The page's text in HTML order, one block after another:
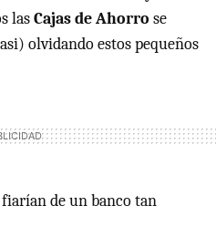
lasCajas de Ahorro se
olvidando estos pequeños
de un banco tan